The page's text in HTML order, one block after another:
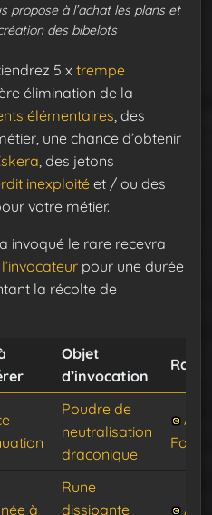
propose à l’achat les plans et
des bibelots
5 x trempe
élimination de la
élémentaires, des
une chance d’obtenir
, des jetons
inexploité et / ou des
votre métier.
invoqué le rare recevra
pour une durée
la récolte de
Objet
d’invocation
Rare
Poudre de
neutralisation
draconique
Agni
à
Rune
dissipante